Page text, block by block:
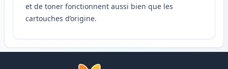
et de toner fonctionnent aussi bien que les
cartouches d’origine.